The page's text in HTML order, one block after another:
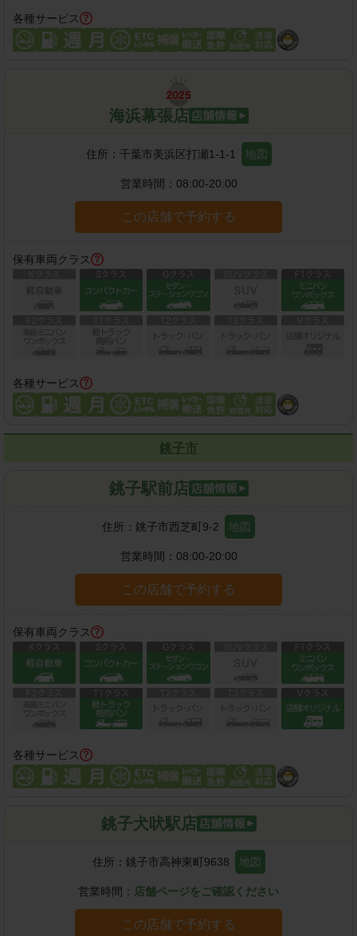
各種サービス
海浜幕張店
住所： 千葉市美浜区打瀬1-1-1 地図
営業時間： 08:00-20:00
この店舗で予約する
保有車両クラス
各種サービス
銚子市
銚子駅前店
住所： 銚子市西芝町9-2 地図
営業時間： 08:00-20:00
この店舗で予約する
保有車両クラス
各種サービス
銚子犬吠駅店
住所： 銚子市高神東町9638 地図
営業時間： 店舗ページをご確認ください
この店舗で予約する